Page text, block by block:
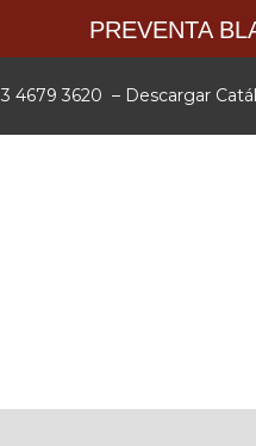
PREVENTA
4679 3620 – Descargar